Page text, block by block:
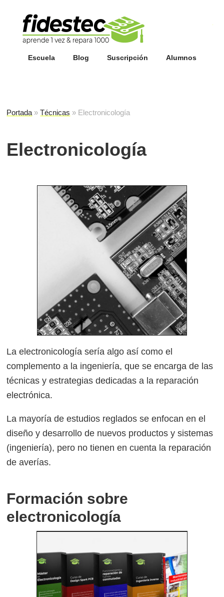
Escuela Blog Suscripción Alumnos
Portada »Técnicas » Electronicología
Electronicología
La electronicología sería algo así como el
complemento a la ingeniería, que se encarga de las
técnicas y estrategias dedicadas a la reparación
electrónica.
La mayoría de estudios reglados se enfocan en el
diseño y desarrollo de nuevos productos y sistemas
(ingeniería), pero no tienen en cuenta la reparación
de averías.
Formación sobre
electronicología